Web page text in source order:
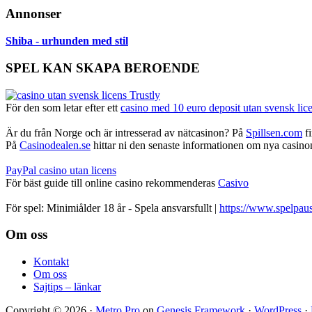
Annonser
Shiba - urhunden med stil
SPEL KAN SKAPA BEROENDE
För den som letar efter ett casino med 10 euro deposit utan svensk
Är du från Norge och är intresserad av nätcasinon? På Spillsen.com
På Casinodealen.se hittar ni den senaste informationen om nya
PayPal casino utan licens
För bäst guide till online casino rekommenderas Casivo
För spel: Minimiålder 18 år - Spela ansvarsfullt | https://
Footer
Om oss
Kontakt
Om oss
Sajtips – länkar